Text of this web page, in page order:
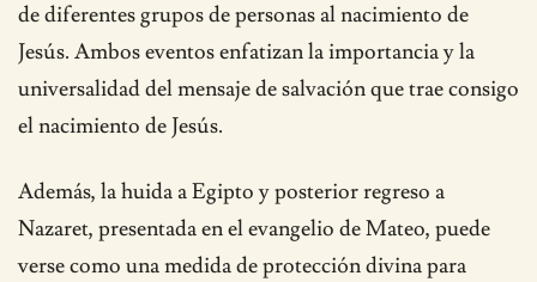
de diferentes grupos de personas al nacimiento de
Jesús. Ambos eventos enfatizan la importancia y la
universalidad del mensaje de salvación que trae consigo
el nacimiento de Jesús.
Además, la huida a Egipto y posterior regreso a
Nazaret, presentada en el evangelio de Mateo, puede
verse como una medida de protección divina para